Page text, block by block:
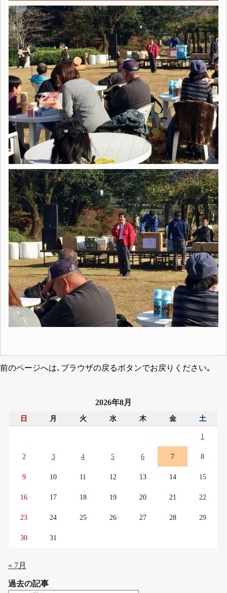
前のページへは､ブラウザの戻るボタンでお戻りください｡
2026年8月
日 月 火 水 木 金 土
1
2 3 4 5 6 7 8
9 10 11 12 13 14 15
16 17 18 19 20 21 22
23 24 25 26 27 28 29
30 31
« 7月
過去の記事